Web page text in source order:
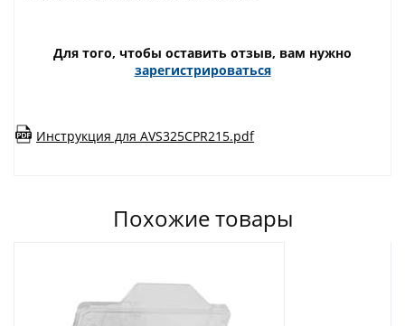
Для того, чтобы оставить отзыв, вам нужно
зарегистрироваться
Инструкция для AVS325CPR215.pdf
Похожие товары